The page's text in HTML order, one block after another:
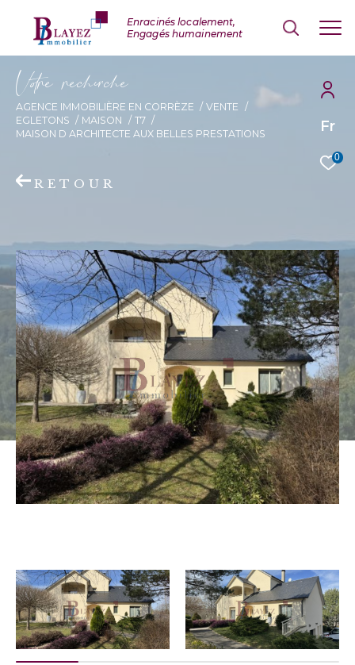
Fr
0
Vore recece
AGENCE IMMOBILIÈRE EN CORRÈZE
VENTE
EGLETONS
MAISON
T7
MAISON D ARCHITECTE AUX BELLES PRESTATIONS
RETOUR